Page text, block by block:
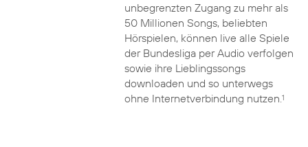
unbegrenzten Zugang zu mehr als
50 Millionen Songs, beliebten
Hörspielen, können live alle Spiele
der Bundesliga per Audio verfolgen
sowie ihre Lieblingssongs
downloaden und so unterwegs
ohne Internetverbindung nutzen.1